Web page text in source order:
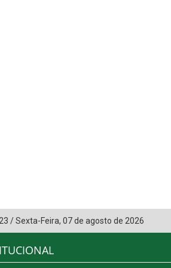
/Sexta-Feira, 07 de agosto de 2026